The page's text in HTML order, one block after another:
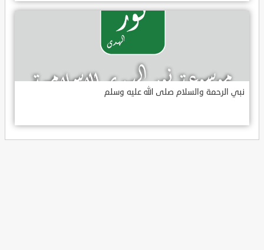
نبي الرحمة والسلام صلى الله عليه وسلم